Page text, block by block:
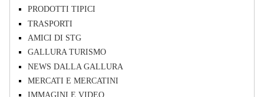
PRODOTTI TIPICI
TRASPORTI
AMICI DI STG
GALLURA TURISMO
NEWS DALLA GALLURA
MERCATI E MERCATINI
IMMAGINI E VIDEO